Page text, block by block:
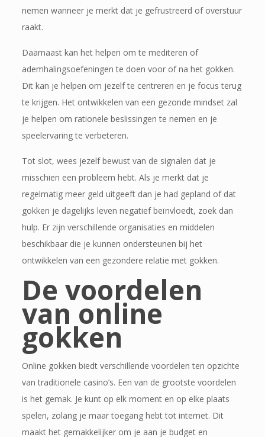
nemen wanneer je merkt dat je gefrustreerd of overstuur
raakt.
Daarnaast kan het helpen om te mediteren of
ademhalingsoefeningen te doen voor of na het gokken.
Dit kan je helpen om jezelf te centreren en je focus terug
te krijgen. Het ontwikkelen van een gezonde mindset zal
je helpen om rationele beslissingen te nemen en je
speelervaring te verbeteren.
Tot slot, wees jezelf bewust van de signalen dat je
misschien een probleem hebt. Als je merkt dat je
regelmatig meer geld uitgeeft dan je had gepland of dat
gokken je dagelijks leven negatief beïnvloedt, zoek dan
hulp. Er zijn verschillende organisaties en middelen
beschikbaar die je kunnen ondersteunen bij het
ontwikkelen van een gezondere relatie met gokken.
De voordelen
van online
gokken
Online gokken biedt verschillende voordelen ten opzichte
van traditionele casino’s. Een van de grootste voordelen
is het gemak. Je kunt op elk moment en op elke plaats
spelen, zolang je maar toegang hebt tot internet. Dit
maakt het gemakkelijker om je aan je budget en